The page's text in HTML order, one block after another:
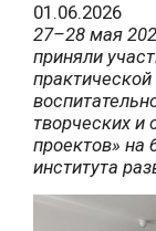
01.06.2026
27–28 мая
приняли
творческих
проектов» на
института